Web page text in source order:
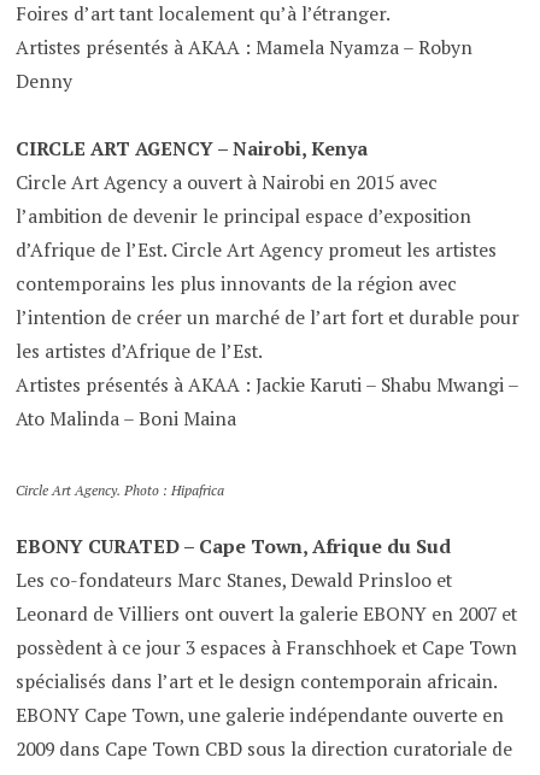
Foires d’art tant localement qu’à l’étranger.
Artistes présentés à AKAA : Mamela Nyamza – Robyn
Denny
CIRCLE ART AGENCY – Nairobi, Kenya
Circle Art Agency a ouvert à Nairobi en 2015 avec
l’ambition de devenir le principal espace d’exposition
d’Afrique de l’Est. Circle Art Agency promeut les artistes
contemporains les plus innovants de la région avec
l’intention de créer un marché de l’art fort et durable pour
les artistes d’Afrique de l’Est.
Artistes présentés à AKAA : Jackie Karuti – Shabu Mwangi –
Ato Malinda – Boni Maina
Circle Art Agency. Photo : Hipafrica
EBONY CURATED – Cape Town, Afrique du Sud
Les co-fondateurs Marc Stanes, Dewald Prinsloo et
Leonard de Villiers ont ouvert la galerie EBONY en 2007 et
possèdent à ce jour 3 espaces à Franschhoek et Cape Town
spécialisés dans l’art et le design contemporain africain.
EBONY Cape Town, une galerie indépendante ouverte en
2009 dans Cape Town CBD sous la direction curatoriale de